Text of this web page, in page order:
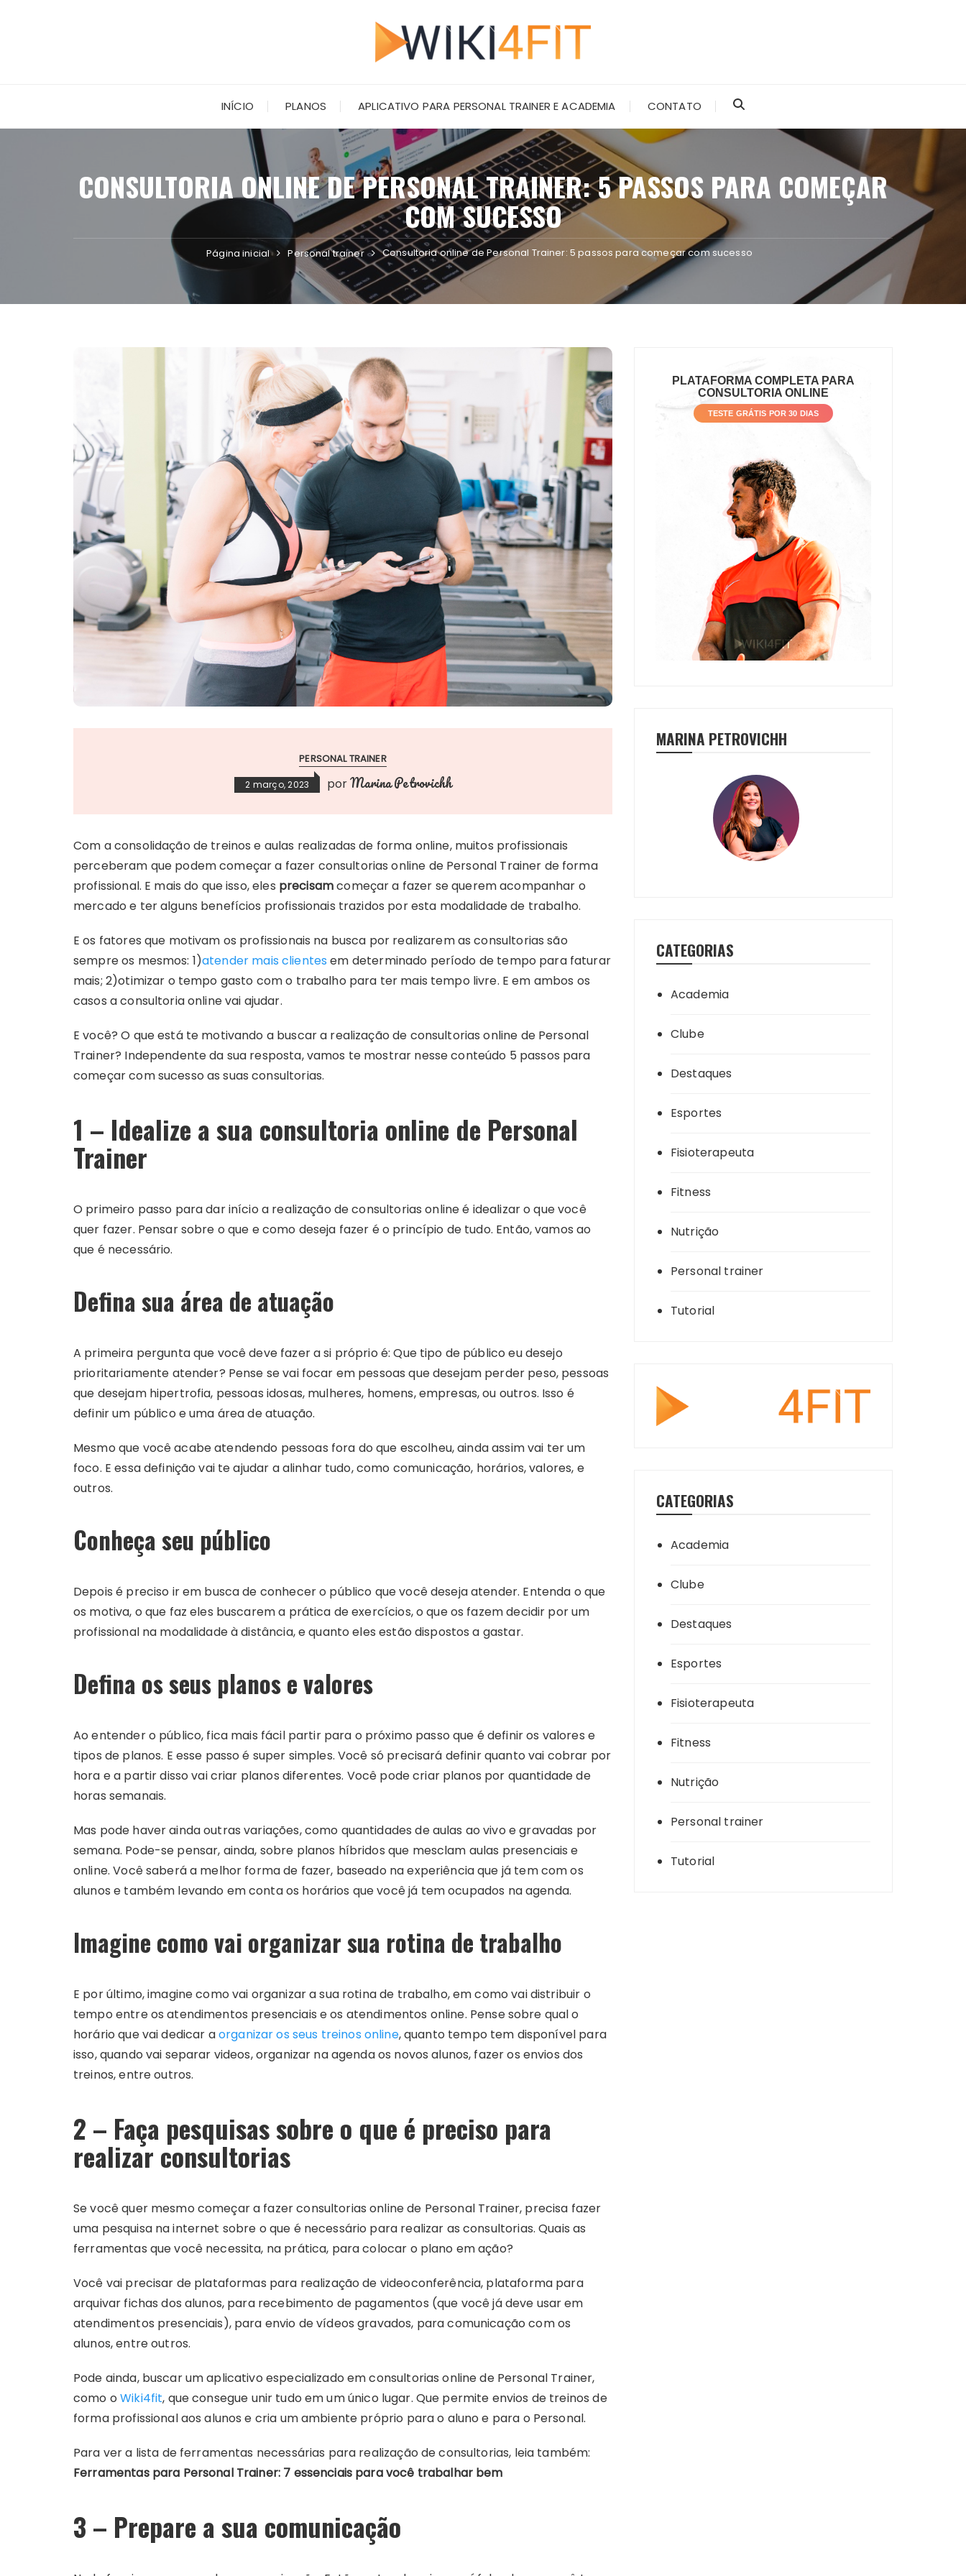
INÍCIO PLANOS APLICATIVO PARA PERSONAL TRAINER E ACADEMIA CONTATO
CONSULTORIA ONLINE DE PERSONAL TRAINER: 5 PASSOS PARA COMEÇAR
COM SUCESSO
Página inicial Personal trainer Consultoria online de Personal Trainer: 5 passos para começar com sucesso
PERSONAL TRAINER
2 março, 2023 porMarina Petrovichh
Com a consolidação de treinos e aulas realizadas de forma online, muitos profissionais
perceberam que podem começar a fazer consultorias online de Personal Trainer de forma
profissional. E mais do que isso, eles precisamcomeçar a fazer se querem acompanhar o
mercado e ter alguns benefícios profissionais trazidos por esta modalidade de trabalho.
E os fatores que motivam os profissionais na busca por realizarem as consultorias são
sempre os mesmos: 1)atender mais clientes em determinado período de tempo para faturar
mais; 2)otimizar o tempo gasto com o trabalho para ter mais tempo livre. E em ambos os
casos a consultoria online vai ajudar.
E você? O que está te motivando a buscar a realização de consultorias online de Personal
Trainer? Independente da sua resposta, vamos te mostrar nesse conteúdo 5 passos para
começar com sucesso as suas consultorias.
1 – Idealize a sua consultoria online de Personal
Trainer
O primeiro passo para dar início a realização de consultorias online é idealizar o que você
quer fazer. Pensar sobre o que e como deseja fazer é o princípio de tudo. Então, vamos ao
que é necessário.
Defina sua área de atuação
A primeira pergunta que você deve fazer a si próprio é: Que tipo de público eu desejo
prioritariamente atender? Pense se vai focar em pessoas que desejam perder peso, pessoas
que desejam hipertrofia, pessoas idosas, mulheres, homens, empresas, ou outros. Isso é
definir um público e uma área de atuação.
Mesmo que você acabe atendendo pessoas fora do que escolheu, ainda assim vai ter um
foco. E essa definição vai te ajudar a alinhar tudo, como comunicação, horários, valores, e
outros.
Conheça seu público
Depois é preciso ir em busca de conhecer o público que você deseja atender. Entenda o que
os motiva, o que faz eles buscarem a prática de exercícios, o que os fazem decidir por um
profissional na modalidade à distância, e quanto eles estão dispostos a gastar.
Defina os seus planos e valores
Ao entender o público, fica mais fácil partir para o próximo passo que é definir os valores e
tipos de planos. E esse passo é super simples. Você só precisará definir quanto vai cobrar por
hora e a partir disso vai criar planos diferentes. Você pode criar planos por quantidade de
horas semanais.
Mas pode haver ainda outras variações, como quantidades de aulas ao vivo e gravadas por
semana. Pode-se pensar, ainda, sobre planos híbridos que mesclam aulas presenciais e
online. Você saberá a melhor forma de fazer, baseado na experiência que já tem com os
alunos e também levando em conta os horários que você já tem ocupados na agenda.
Imagine como vai organizar sua rotina de trabalho
E por último, imagine como vai organizar a sua rotina de trabalho, em como vai distribuir o
tempo entre os atendimentos presenciais e os atendimentos online. Pense sobre qual o
horário que vai dedicar aorganizar os seus treinos online, quanto tempo tem disponível para
isso, quando vai separar videos, organizar na agenda os novos alunos, fazer os envios dos
treinos, entre outros.
2 – Faça pesquisas sobre o que é preciso para
realizar consultorias
Se você quer mesmo começar a fazer consultorias online de Personal Trainer, precisa fazer
uma pesquisa na internet sobre o que é necessário para realizar as consultorias. Quais as
ferramentas que você necessita, na prática, para colocar o plano em ação?
Você vai precisar de plataformas para realização de videoconferência, plataforma para
arquivar fichas dos alunos, para recebimento de pagamentos (que você já deve usar em
atendimentos presenciais), para envio de vídeos gravados, para comunicação com os
alunos, entre outros.
Pode ainda, buscar um aplicativo especializado em consultorias online de Personal Trainer,
como oWiki4fit, que consegue unir tudo em um único lugar. Que permite envios de treinos de
forma profissional aos alunos e cria um ambiente próprio para o aluno e para o Personal.
Para ver a lista de ferramentas necessárias para realização de consultorias, leia também:
Ferramentas para Personal Trainer: 7 essenciais para você trabalhar bem
3 – Prepare a sua comunicação
PLATAFORMA COMPLETA PARA
CONSULTORIA ONLINE
TESTE GRÁTIS POR 30 DIAS
MARINA PETROVICHH
CATEGORIAS
Academia
Clube
Destaques
Esportes
Fisioterapeuta
Fitness
Nutrição
Personal trainer
Tutorial
CATEGORIAS
Academia
Clube
Destaques
Esportes
Fisioterapeuta
Fitness
Nutrição
Personal trainer
Tutorial